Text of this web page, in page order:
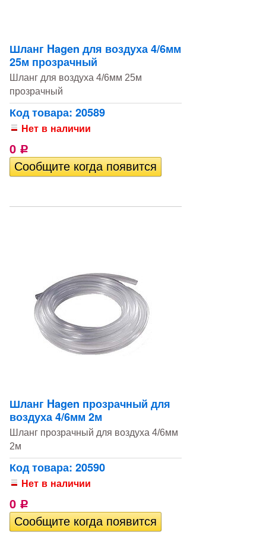
Шланг Hagen для воздуха 4/6мм
25м прозрачный
Шланг для воздуха 4/6мм 25м
прозрачный
Код товара: 20589
Нет в наличии
0 Р
Шланг Hagen прозрачный для
воздуха 4/6мм 2м
Шланг прозрачный для воздуха 4/6мм
2м
Код товара: 20590
Нет в наличии
0 Р